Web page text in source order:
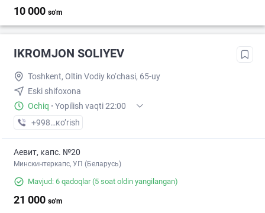
10 000 so'm
IKROMJON SOLIYEV
Toshkent, Oltin Vodiy ko‘chasi, 65-uy
Eski shifoxona
Ochiq · Yopilish vaqti 22:00
+998 (99) XXX-XX-XX
кo’rish
Аевит, капс. №20
Минскинтеркапс, УП (Беларусь)
Mavjud: 6 qadoqlar(5 soat oldin yangilangan)
21 000 so'm